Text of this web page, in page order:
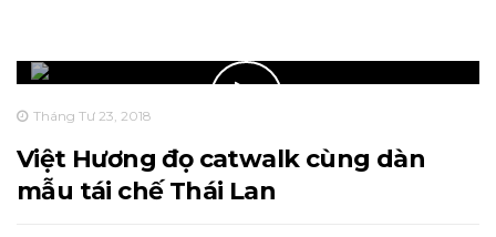
Tháng Tư 23, 2018
Việt Hương đọ catwalk cùng dàn
mẫu tái chế Thái Lan